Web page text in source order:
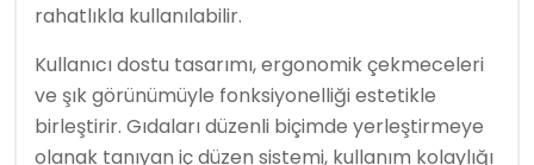
rahatlıkla kullanılabilir.
Kullanıcı dostu tasarımı, ergonomik çekmeceleri
ve şık görünümüyle fonksiyonelliği estetikle
birleştirir. Gıdaları düzenli biçimde yerleştirmeye
olanak tanıyan iç düzen sistemi, kullanım kolaylığı